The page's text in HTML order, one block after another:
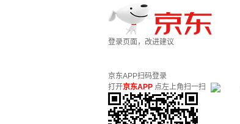
登录页面，改进建议
京东APP扫码登录
打开京东APP 点左上角扫一扫